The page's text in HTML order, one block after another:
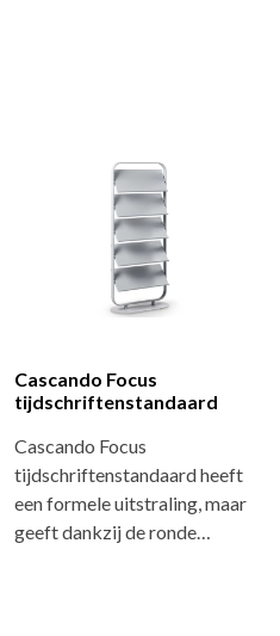
Cascando Focus
tijdschriftenstandaard
Cascando Focus
tijdschriftenstandaard heeft
een formele uitstraling, maar
geeft dankzij de ronde…